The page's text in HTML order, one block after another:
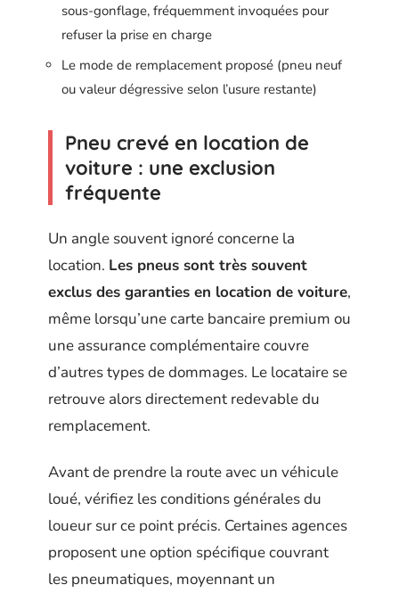
sous-gonflage, fréquemment invoquées pour
refuser la prise en charge
Le mode de remplacement proposé (pneu neuf
ou valeur dégressive selon l’usure restante)
Pneu crevé en location de
voiture : une exclusion
fréquente
Un angle souvent ignoré concerne la
location. Les pneus sont très souvent
exclus des garanties en location de voiture,
même lorsqu’une carte bancaire premium ou
une assurance complémentaire couvre
d’autres types de dommages. Le locataire se
retrouve alors directement redevable du
remplacement.
Avant de prendre la route avec un véhicule
loué, vérifiez les conditions générales du
loueur sur ce point précis. Certaines agences
proposent une option spécifique couvrant
les pneumatiques, moyennant un